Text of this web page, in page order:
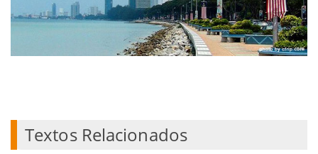
Textos Relacionados